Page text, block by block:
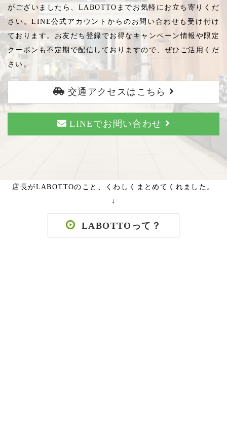
がございましたら、LABOTTOまでお気軽にお立ち寄りくだ
さい。LINE公式アカウントからのお問い合わせも受け付け
ております。お友だち登録でお得なキャンペーン情報や限定
クーポンも不定期で配信しておりますので、ぜひご活用くだ
さい。
交通アクセスはこちら
LINEでお問い合わせ
店長がLABOTTOのこと、くわしくまとめてくれました。
↓
LABOTTOって？